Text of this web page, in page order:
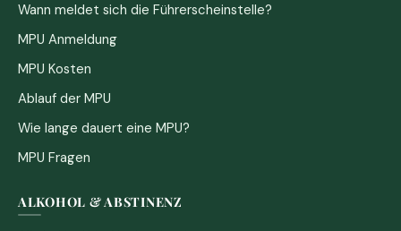
Wann meldet sich die Führerscheinstelle?
MPU Anmeldung
MPU Kosten
Ablauf der MPU
Wie lange dauert eine MPU?
MPU Fragen
ALKOHOL & ABSTINENZ